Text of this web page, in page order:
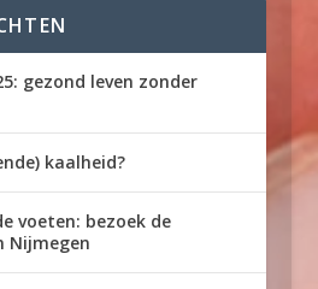
gezond leven zonder
kaalheid?
voeten: bezoek de
Nijmegen